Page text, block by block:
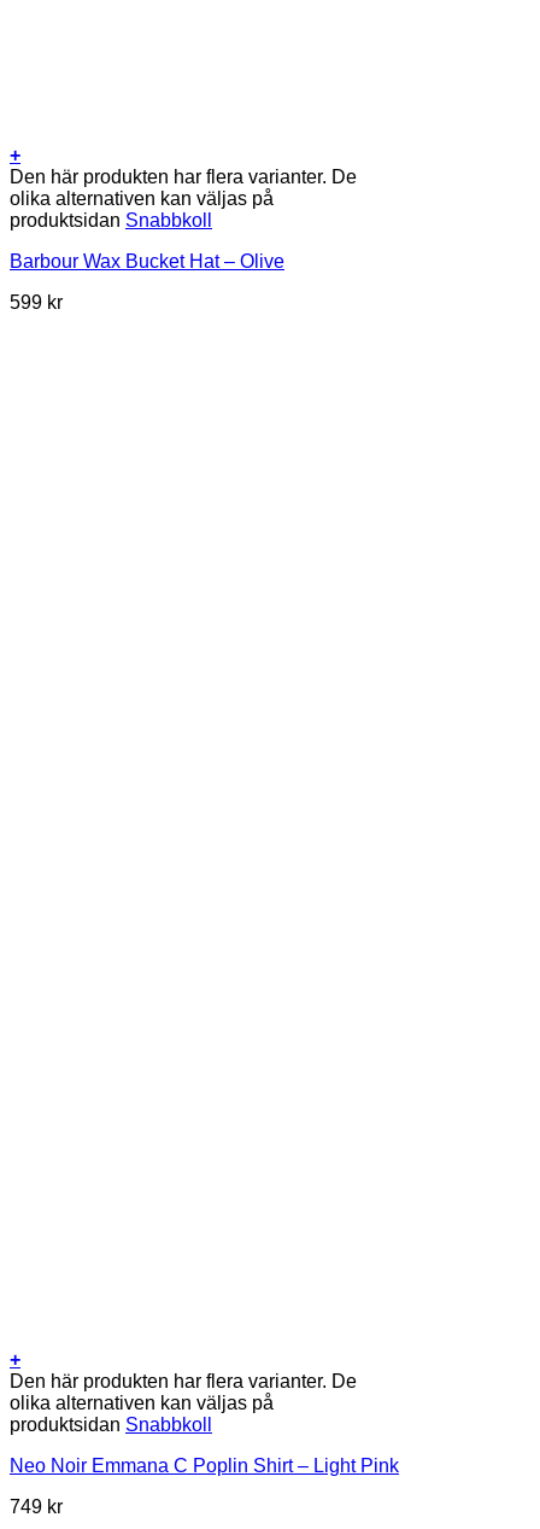
+
Den här produkten har flera varianter. De
olika alternativen kan väljas på
produktsidan Snabbkoll
Barbour Wax Bucket Hat – Olive
599 kr
+
Den här produkten har flera varianter. De
olika alternativen kan väljas på
produktsidan Snabbkoll
Neo Noir Emmana C Poplin Shirt – Light Pink
749 kr